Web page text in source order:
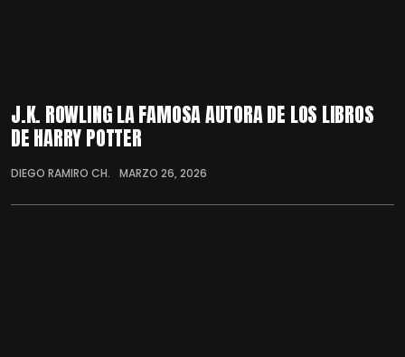
J.K. ROWLING LA FAMOSA AUTORA DE LOS LIBROS
DE HARRY POTTER
DIEGO RAMIRO CH. MARZO 26, 2026